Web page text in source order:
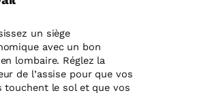
un siège
avec un bon
lombaire. Réglez la
de l’assise pour que vos
touchent le sol et que vos